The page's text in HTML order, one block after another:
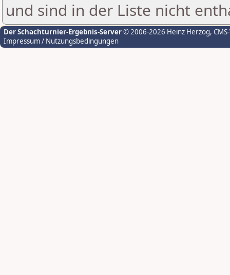
und sind in der Liste nicht
Der Schachturnier-Ergebnis-Server© 2006-2026 Heinz Herzog,
Impressum / Nutzungsbedingungen